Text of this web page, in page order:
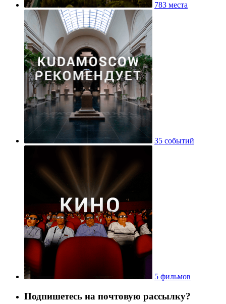
783 места
35 событий
5 фильмов
Подпишетесь на почтовую рассылку?